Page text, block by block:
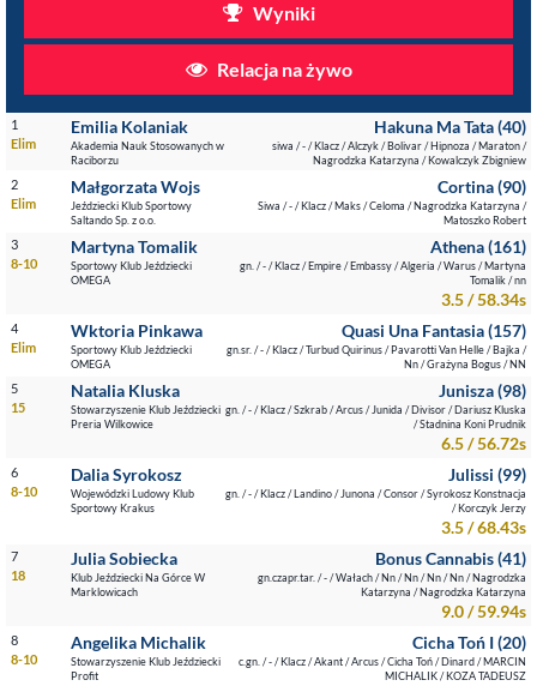
Wyniki
Relacja na żywo
1
Elim
Emilia Kolaniak
Akademia Nauk Stosowanych w
Raciborzu
Hakuna Ma Tata (40)
siwa / - / Klacz / Alczyk / Bolivar / Hipnoza / Maraton /
Nagrodzka Katarzyna / Kowalczyk Zbigniew
2
Elim
Małgorzata Wojs
Jeździecki Klub Sportowy
Saltando Sp. z o.o.
Cortina (90)
Siwa / - / Klacz / Maks / Celoma / Nagrodzka Katarzyna /
Matoszko Robert
3
8-10
Martyna Tomalik
Sportowy Klub Jeździecki
OMEGA
Athena (161)
gn. / - / Klacz / Empire / Embassy / Algeria / Warus / Martyna
Tomalik / nn
3.5 / 58.34s
4
Elim
Wktoria Pinkawa
Sportowy Klub Jeździecki
OMEGA
Quasi Una Fantasia (157)
gn.sr. / - / Klacz / Turbud Quirinus / Pavarotti Van Helle / Bajka /
Nn / Grażyna Bogus / NN
5
15
Natalia Kluska
Stowarzyszenie Klub Jeździecki
Preria Wilkowice
Junisza (98)
gn. / - / Klacz / Szkrab / Arcus / Junida / Divisor / Dariusz Kluska
/ Stadnina Koni Prudnik
6.5 / 56.72s
6
8-10
Dalia Syrokosz
Wojewódzki Ludowy Klub
Sportowy Krakus
Julissi (99)
gn. / - / Klacz / Landino / Junona / Consor / Syrokosz Konstnacja
/ Korczyk Jerzy
3.5 / 68.43s
7
18
Julia Sobiecka
Klub Jeździecki Na Górce W
Marklowicach
Bonus Cannabis (41)
gn.czapr.tar. / - / Wałach / Nn / Nn / Nn / Nn / Nagrodzka
Katarzyna / Nagrodzka Katarzyna
9.0 / 59.94s
8
8-10
Angelika Michalik
Stowarzyszenie Klub Jeździecki
Profit
Cicha Toń I (20)
c.gn. / - / Klacz / Akant / Arcus / Cicha Toń / Dinard / MARCIN
MICHALIK / KOZA TADEUSZ